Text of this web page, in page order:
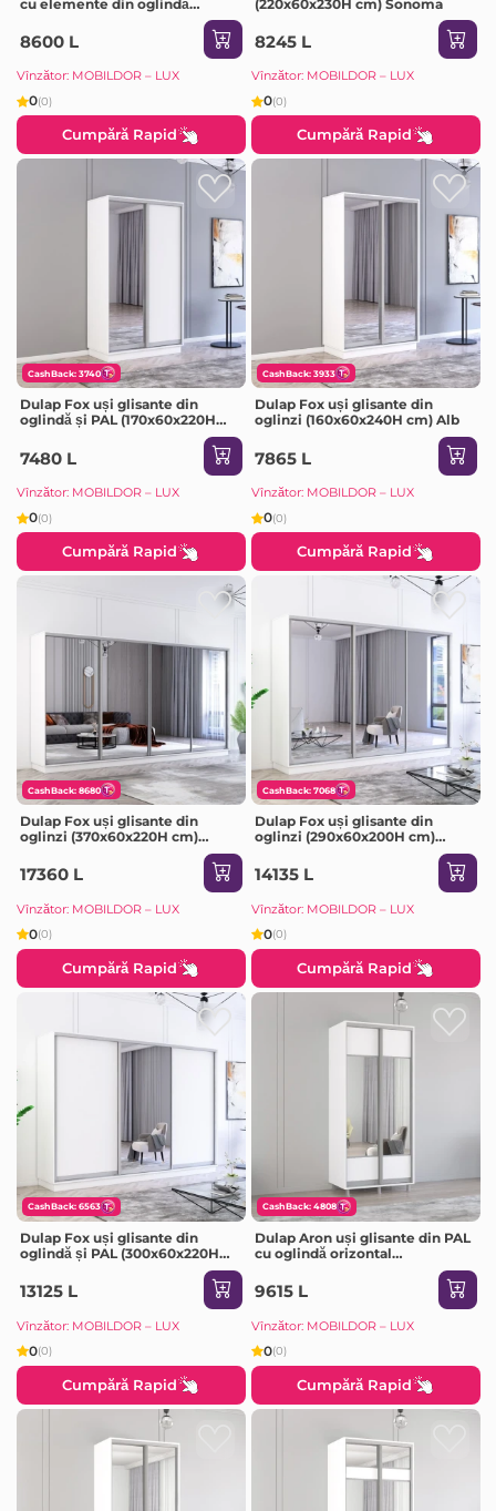
cu elemente din oglindă
8600 L
Vînzător: MOBILDOR – LUX
0(0)
Cumpără Rapid
(220x60x230H cm) Sonoma
8245 L
Vînzător: MOBILDOR – LUX
0(0)
Cumpără Rapid
CashBack: 3740
Dulap Fox uși glisante din
oglindă și PAL (170x60x220H
7480 L
Vînzător: MOBILDOR – LUX
0(0)
Cumpără Rapid
CashBack: 3933
Dulap Fox uși glisante din
oglinzi (160x60x240H cm) Alb
7865 L
Vînzător: MOBILDOR – LUX
0(0)
Cumpără Rapid
CashBack: 8680
Dulap Fox uși glisante din
oglinzi (370x60x220H cm)
17360 L
Vînzător: MOBILDOR – LUX
0(0)
Cumpără Rapid
CashBack: 7068
Dulap Fox uși glisante din
oglinzi (290x60x200H cm)
14135 L
Vînzător: MOBILDOR – LUX
0(0)
Cumpără Rapid
CashBack: 6563
Dulap Fox uși glisante din
oglindă și PAL (300x60x220H
13125 L
Vînzător: MOBILDOR – LUX
0(0)
Cumpără Rapid
CashBack: 4808
Dulap Aron uși glisante din PAL
cu oglindă orizontal
(190x60x210H cm) Alb Brilliant
9615 L
Vînzător: MOBILDOR – LUX
0(0)
Cumpără Rapid